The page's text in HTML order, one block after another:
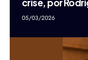
crise, por
05/03/2026